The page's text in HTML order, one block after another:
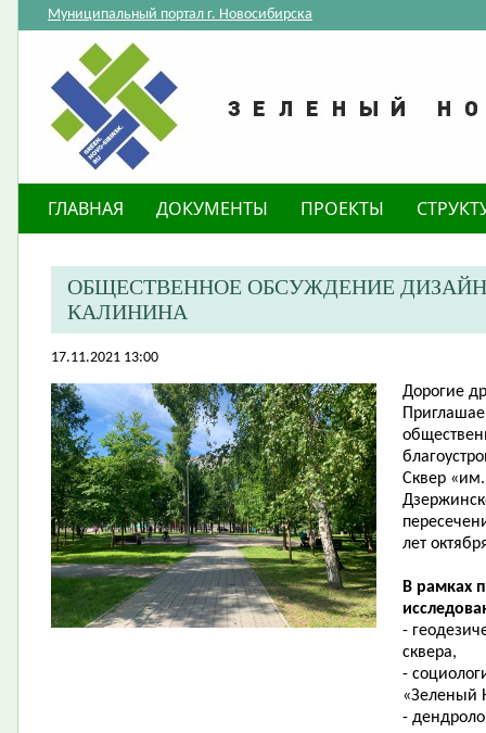
Муниципальный портал г. Новосибирска
ГЛАВНАЯ ДОКУМЕНТЫ ПРОЕКТЫ
ОБЩЕСТВЕННОЕ ОБСУЖДЕНИЕ
КАЛИНИНА
17.11.2021 13:00
Дорогие
Сквер
лет
В рамках
-
сквера,
-
«Зеленый
-